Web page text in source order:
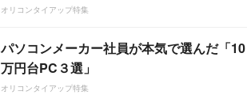
オリコンタイアップ特集
パソコンメーカー社員が本気で選んだ「10
万円台PC３選」
オリコンタイアップ特集